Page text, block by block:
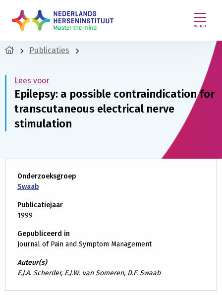
MENU
Publicaties
Lees voor
Epilepsy: a possible contraindication for
transcutaneous electrical nerve
stimulation
Onderzoeksgroep
Swaab
Publicatiejaar
1999
Gepubliceerd in
Journal of Pain and Symptom Management
Auteur(s)
E.J.A. Scherder, E.J.W. van Someren, D.F. Swaab